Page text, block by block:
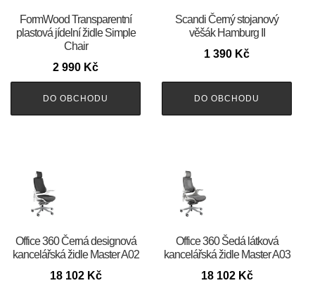
FormWood Transparentní
plastová jídelní židle Simple
Chair
2 990 Kč
DO OBCHODU
Scandi Černý stojanový
věšák Hamburg II
1 390 Kč
DO OBCHODU
Office 360 Černá designová
kancelářská židle Master A02
18 102 Kč
Office 360 Šedá látková
kancelářská židle Master A03
18 102 Kč